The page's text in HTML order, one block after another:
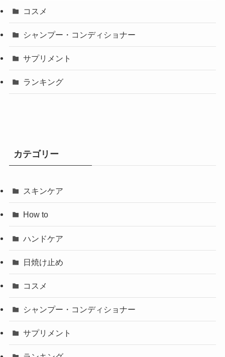
コスメ
シャンプー・コンディショナー
サプリメント
ランキング
カテゴリー
スキンケア
How to
ハンドケア
日焼け止め
コスメ
シャンプー・コンディショナー
サプリメント